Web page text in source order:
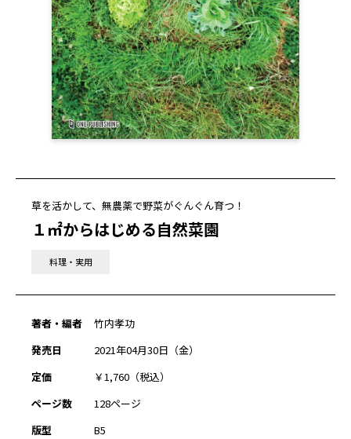
草を活かして、無農薬で野菜がぐんぐん育つ！
１㎡からはじめる自然菜園
料理・実用
著者・編者
竹内孝功
発売日
2021年04月30日（金）
定価
￥1,760（税込）
ページ数
128ページ
版型
B5